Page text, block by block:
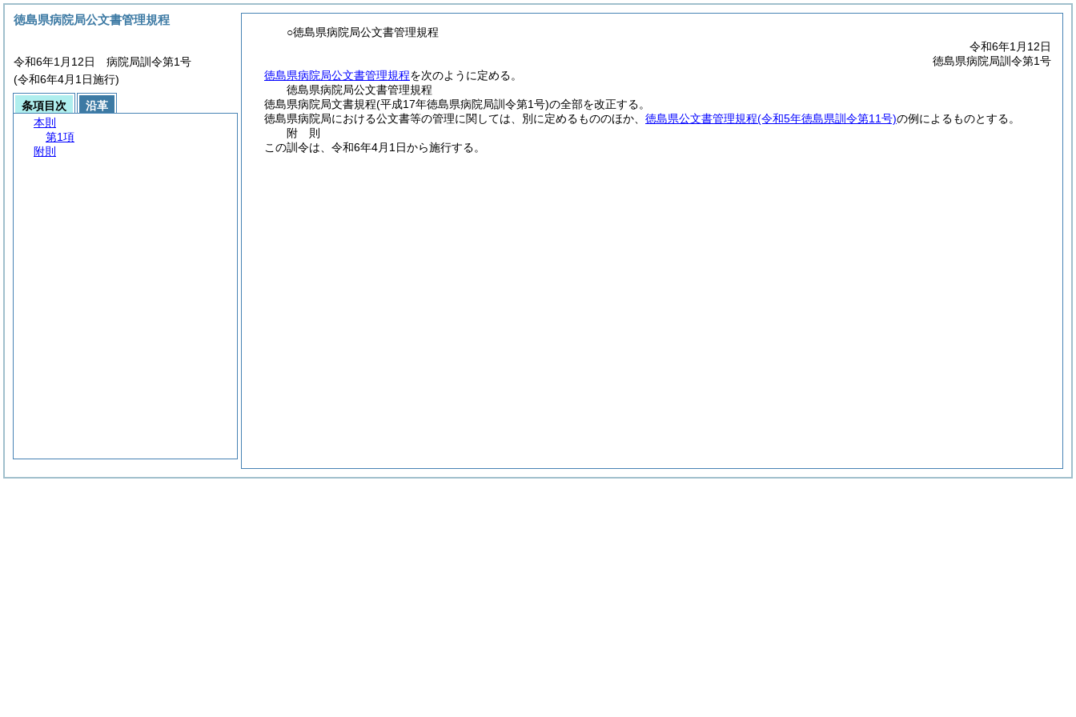
○徳島県病院局公文書管理規程
令和6年1月12日
徳島県病院局訓令第1号
徳島県病院局公文書管理規程を次のように定める。
徳島県病院局公文書管理規程
徳島県病院局文書規程(平成17年徳島県病院局訓令第1号)の全部を改正する。
徳島県病院局における公文書等の管理に関しては、別に定めるもののほか、 徳島県公文書管理規程(令和5年徳島県訓令第11号)の例によるものとする。
附 則
この訓令は、令和6年4月1日から施行する。
徳島県病院局公文書管理規程
令和6年1月12日 病院局訓令第1号
(令和6年4月1日施行)
条項目次
沿革
本則
第1項
附則